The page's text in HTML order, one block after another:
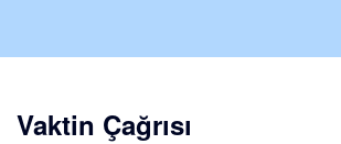
Vaktin Çağrısı